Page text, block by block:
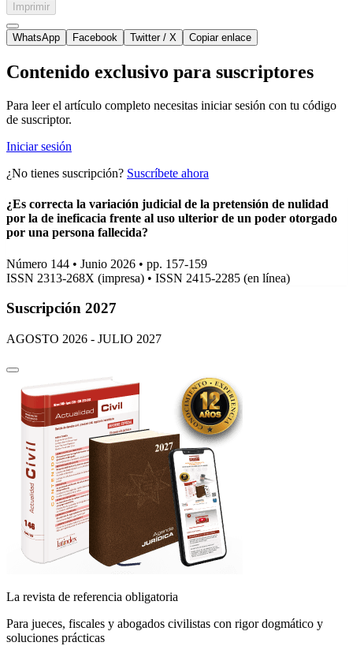
Imprimir
WhatsApp Facebook Twitter / X Copiar enlace
Contenido exclusivo para suscriptores
Para leer el artículo completo necesitas iniciar sesión con tu código
de suscriptor.
Iniciar sesión
¿No tienes suscripción? Suscríbete ahora
¿Es correcta la variación judicial de la pretensión de nulidad
por la de ineficacia frente al uso ulterior de un poder otorgado
por una persona fallecida?
Número 144 • Junio 2026 • pp. 157-159
ISSN 2313-268X (impresa) • ISSN 2415-2285 (en línea)
Suscripción 2027
AGOSTO 2026 - JULIO 2027
La revista de referencia obligatoria
Para jueces, fiscales y abogados civilistas con rigor dogmático y
soluciones prácticas